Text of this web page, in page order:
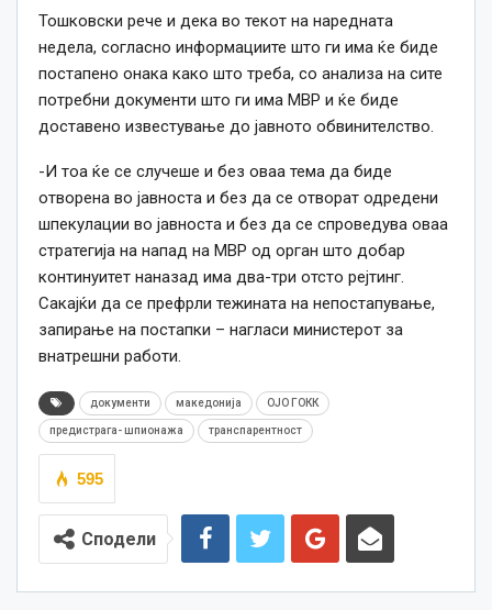
Тошковски рече и дека во текот на наредната
недела, согласно информациите што ги има ќе биде
постапено онака како што треба, со анализа на сите
потребни документи што ги има МВР и ќе биде
доставено известување до јавното обвинителство.
-И тоа ќе се случеше и без оваа тема да биде
отворена во јавноста и без да се отворат одредени
шпекулации во јавноста и без да се спроведува оваа
стратегија на напад на МВР од орган што добар
континуитет наназад има два-три отсто рејтинг.
Сакајќи да се префрли тежината на непостапување,
запирање на постапки – нагласи министерот за
внатрешни работи.
документи македонија ОЈО ГОКК
предистрага- шпионажа транспарентност
595
Сподели